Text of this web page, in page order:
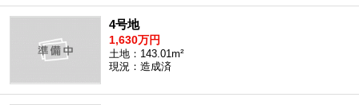
4号地
1,630万円
土地：143.01m²
現況：造成済